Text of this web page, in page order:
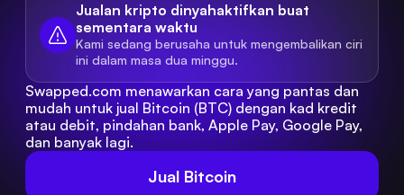
Jualan kripto dinyahaktifkan buat
sementara waktu
Kami sedang berusaha untuk mengembalikan ciri
ini dalam masa dua minggu.
Swapped.com menawarkan cara yang pantas dan
mudah untuk jual Bitcoin (BTC) dengan kad kredit
atau debit, pindahan bank, Apple Pay, Google Pay,
dan banyak lagi.
Jual Bitcoin